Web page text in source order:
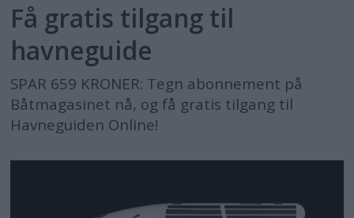
Få gratis tilgang til
havneguide
SPAR 659 KRONER: Tegn abonnement på
Båtmagasinet nå, og få gratis tilgang til
Havneguiden Online!